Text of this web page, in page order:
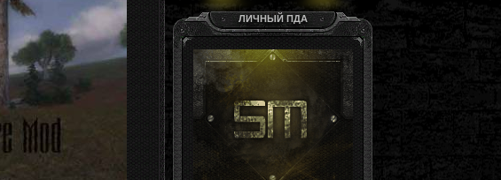
ЛИЧНЫЙ ПДА
Гость, ты здесь -й день
Группа: Гости